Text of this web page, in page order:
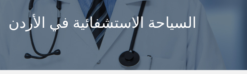
السياحة الاستشفائية في الأردن